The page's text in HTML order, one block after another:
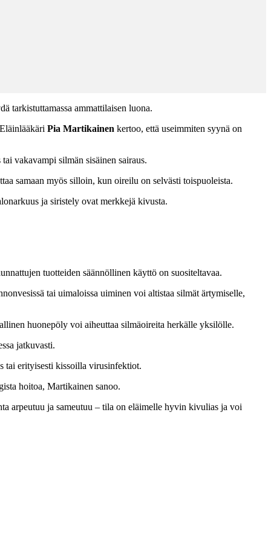
tarkistuttamassa ammattilaisen luona.
Pia Martikainen kertoo, että useimmiten syynä on
vakavampi silmän sisäinen sairaus.
samaan myös silloin, kun oireilu on selvästi toispuoleista.
ja siristely ovat merkkejä kivusta.
tuotteiden säännöllinen käyttö on suositeltavaa.
tai uimaloissa uiminen voi altistaa silmät ärtymiselle,
huonepöly voi aiheuttaa silmäoireita herkälle yksilölle.
jatkuvasti.
tai erityisesti kissoilla virusinfektiot.
hoitoa, Martikainen sanoo.
arpeutuu ja sameutuu – tila on eläimelle hyvin kivulias ja voi